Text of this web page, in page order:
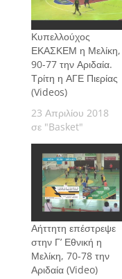
Κυπελλούχος
ΕΚΑΣΚΕΜ η Μελίκη,
90-77 την Αριδαία.
Τρίτη η ΑΓΕ Πιερίας
(Videos)
23 Απριλίου 2018
σε "Basket"
Αήττητη επέστρεψε
στην Γ’ Εθνική η
Μελίκη, 70-78 την
Αριδαία (Video)